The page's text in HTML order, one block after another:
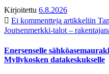
Kirjoitettu 6.8.2026
Ei kommentteja artikkeliin
Joutsenmerkki-talot –
Enersenselle
Myllykosken datakeskukselle